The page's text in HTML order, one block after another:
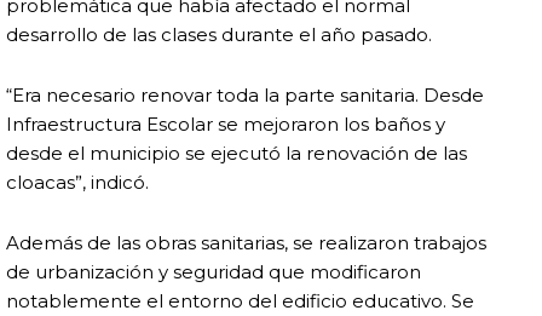
problemática que había afectado el normal
desarrollo de las clases durante el año pasado.
“Era necesario renovar toda la parte sanitaria. Desde
Infraestructura Escolar se mejoraron los baños y
desde el municipio se ejecutó la renovación de las
cloacas”, indicó.
Además de las obras sanitarias, se realizaron trabajos
de urbanización y seguridad que modificaron
notablemente el entorno del edificio educativo. Se